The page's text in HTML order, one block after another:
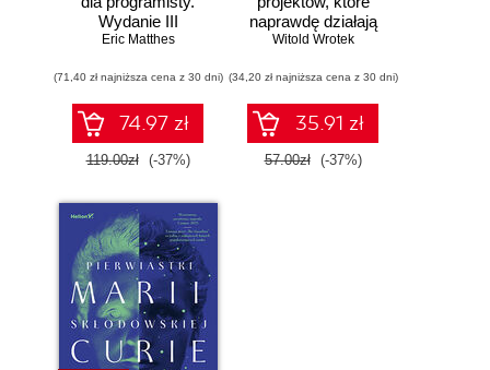
Wydanie III
Eric Matthes
(71,40 zł najniższa cena z 30 dni)
74.97 zł
119.00zł (-37%)
naprawdę działają
Witold Wrotek
(34,20 zł najniższa cena z 30 dni)
35.91 zł
57.00zł (-37%)